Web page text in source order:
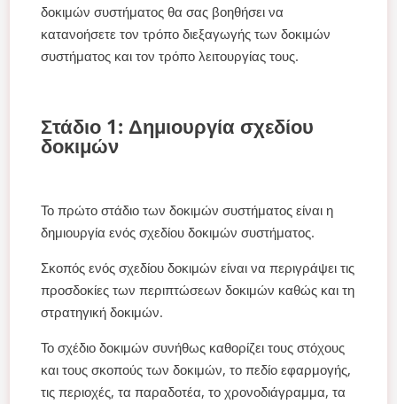
δοκιμών συστήματος θα σας βοηθήσει να
κατανοήσετε τον τρόπο διεξαγωγής των δοκιμών
συστήματος και τον τρόπο λειτουργίας τους.
Στάδιο 1: Δημιουργία σχεδίου
δοκιμών
Το πρώτο στάδιο των δοκιμών συστήματος είναι η
δημιουργία ενός σχεδίου δοκιμών συστήματος.
Σκοπός ενός σχεδίου δοκιμών είναι να περιγράψει τις
προσδοκίες των περιπτώσεων δοκιμών καθώς και τη
στρατηγική δοκιμών.
Το σχέδιο δοκιμών συνήθως καθορίζει τους στόχους
και τους σκοπούς των δοκιμών, το πεδίο εφαρμογής,
τις περιοχές, τα παραδοτέα, το χρονοδιάγραμμα, τα